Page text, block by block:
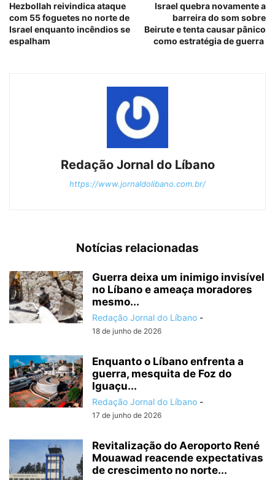
Hezbollah reivindica ataque
com 55 foguetes no norte de
Israel enquanto incêndios se
espalham
Israel quebra novamente a
barreira do som sobre
Beirute e tenta causar pânico
como estratégia de guerra
Redação Jornal do Líbano
https://www.jornaldolibano.com.br/
Notícias relacionadas
Guerra deixa um inimigo invisível
no Líbano e ameaça moradores
mesmo...
Redação Jornal do Líbano -
18 de junho de 2026
Enquanto o Líbano enfrenta a
guerra, mesquita de Foz do
Iguaçu...
Redação Jornal do Líbano -
17 de junho de 2026
Revitalização do Aeroporto René
Mouawad reacende expectativas
de crescimento no norte...